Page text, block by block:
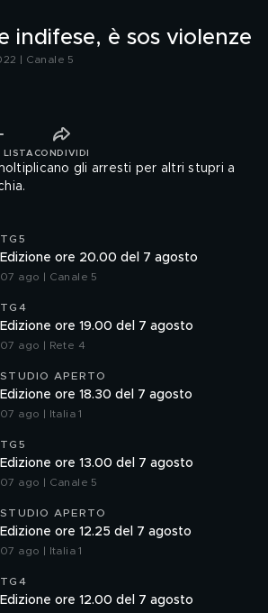
indifese, è sos violenze
| Canale 5
LISTA CONDIVIDI
gli arresti per altri stupri a
TG5
Edizione ore 20.00 del 7 agosto
07 ago | Canale 5
TG4
Edizione ore 19.00 del 7 agosto
07 ago | Rete 4
STUDIO APERTO
Edizione ore 18.30 del 7 agosto
07 ago | Italia 1
TG5
Edizione ore 13.00 del 7 agosto
07 ago | Canale 5
STUDIO APERTO
Edizione ore 12.25 del 7 agosto
07 ago | Italia 1
TG4
Edizione ore 12.00 del 7 agosto